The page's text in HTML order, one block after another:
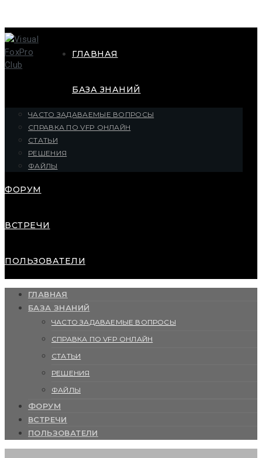
ГЛАВНАЯ
БАЗА ЗНАНИЙ
ЧАСТО ЗАДАВАЕМЫЕ ВОПРОСЫ
СПРАВКА ПО VFP ОНЛАЙН
СТАТЬИ
РЕШЕНИЯ
ФАЙЛЫ
ФОРУМ
ВСТРЕЧИ
ПОЛЬЗОВАТЕЛИ
ГЛАВНАЯ
БАЗА ЗНАНИЙ
ЧАСТО ЗАДАВАЕМЫЕ ВОПРОСЫ
СПРАВКА ПО VFP ОНЛАЙН
СТАТЬИ
РЕШЕНИЯ
ФАЙЛЫ
ФОРУМ
ВСТРЕЧИ
ПОЛЬЗОВАТЕЛИ